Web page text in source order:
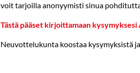
voit tarjoilla anonyymisti sinua
Tästä pääset kirjoittamaan kysymyksesi
Neuvottelukunta koostaa kysymyksistä